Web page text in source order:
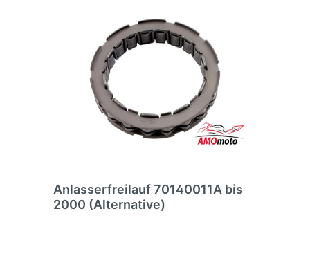
Anlasserfreilauf 70140011A bis
2000 (Alternative)